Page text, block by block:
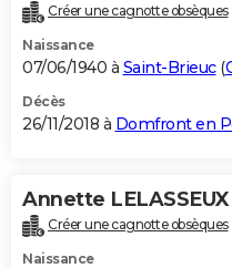
Créer une cagnotte obsèques
Naissance
07/06/1940 à Saint-Brieuc(
Décès
26/11/2018 à Domfront en
Annette LELASSEUX
Créer une cagnotte obsèques
Naissance